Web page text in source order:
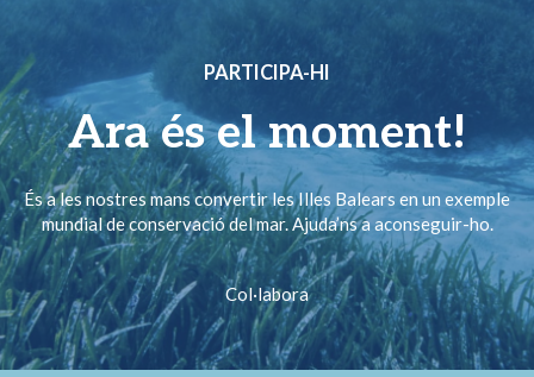
PARTICIPA-HI
Ara és el moment!
És a les nostres mans convertir les Illes Balears en un exemple
mundial de conservació del mar. Ajuda’ns a aconseguir-ho.
Col·labora